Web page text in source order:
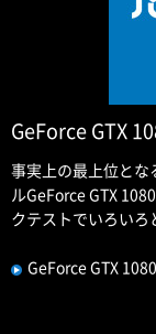
GeForce GTX
事実上の最上位と
ルGeForce GTX
クテストでいろいろ
GeForce GTX